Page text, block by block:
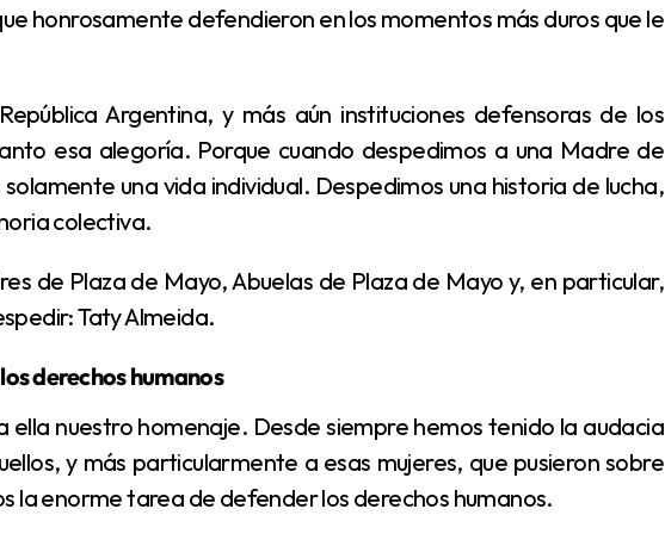
honrosamente defendieron en los momentos más duros que le
esa alegoría. Porque cuando despedimos a una Madre de
una vida individual. Despedimos una historia de lucha,
colectiva.
Taty Almeida.
derechos humanos
y más particularmente a esas mujeres, que pusieron sobre
la enorme tarea de defender los derechos humanos.